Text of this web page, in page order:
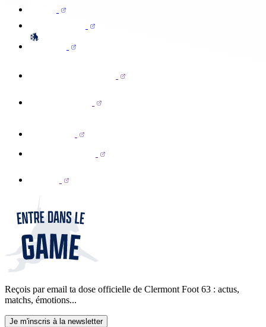
Reçois par email ta dose officielle de Clermont Foot 63 : actus,
matchs, émotions...
Je m'inscris à la newsletter